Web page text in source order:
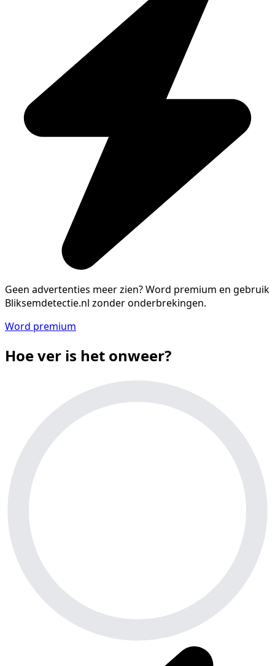
Geen advertenties meer zien?Word premium en gebruik
Bliksemdetectie.nl zonder onderbrekingen.
Word premium
Hoe ver is het onweer?